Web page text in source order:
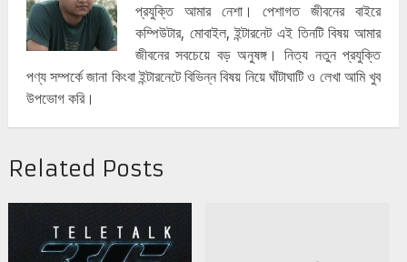
প্রযুক্তি আমার নেশা। পেশাগত জীবনের বাইরে
কম্পিউটার, মোবাইল, ইন্টারনেট এই তিনটি বিষয় আমার
জীবনের সবচেয়ে বড় অনুষঙ্গ। নিত্য নতুন প্রযুক্তি
পণ্য সম্পর্কে জানা কিংবা ইন্টারনেটে বিভিন্ন বিষয় নিয়ে ঘাঁটাঘাটি ও লেখা আমি খুব
উপভোগ করি।
Related Posts